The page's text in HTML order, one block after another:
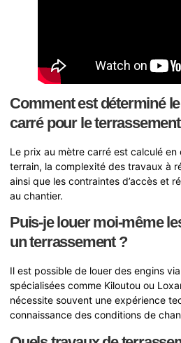
Comment est déterminé
carré pour le
Le prix au mètre carré est calculé
terrain, la complexité des travaux à
ainsi que les contraintes d’accès et
au chantier.
Puis-je louer moi-même
un terrassement ?
Il est possible de louer des engins
spécialisées comme Kiloutou ou
nécessite souvent une expérience
connaissance des conditions de